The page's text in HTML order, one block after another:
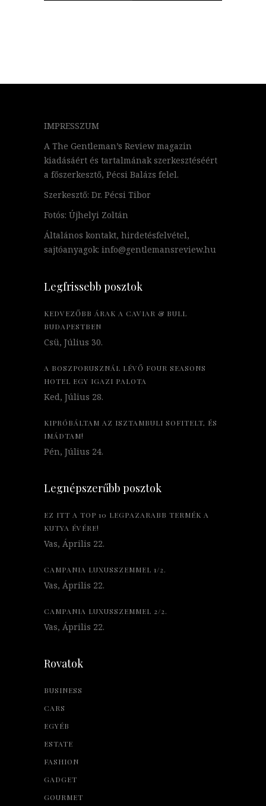
IMPRESSZUM
A The Gentleman’s Review magazin
kiadásáért és tartalmának szerkesztéséért
a főszerkesztő, Pécsi Balázs felel.
Szerkesztő: Dr. Pécsi Tibor
Fotós: Újhelyi Zoltán
Általános kontakt, hirdetésfelvétel,
sajtóanyagok: info@gentlemansreview.hu
Legfrissebb posztok
KEDVEZŐBB ÁRAK A CAVIAR & BULL
BUDAPESTBEN
Csü, Július 30.
A BOSZPORUSZNÁL LÉVŐ FOUR SEASONS
HOTEL EGY IGAZI PALOTA
Ked, Július 28.
KIPRÓBÁLTAM AZ ISZTAMBULI SOFITELT, ÉS
IMÁDTAM!
Pén, Július 24.
Legnépszerűbb posztok
EZ ITT A TOP 10 LEGPAZARABB TERMÉK A
KUTYA ÉVÉRE!
Vas, Április 22.
CAMPANIA LUXUSSZEMMEL 1/2.
Vas, Április 22.
CAMPANIA LUXUSSZEMMEL 2/2.
Vas, Április 22.
Rovatok
BUSINESS
CARS
EGYÉB
ESTATE
FASHION
GADGET
GOURMET